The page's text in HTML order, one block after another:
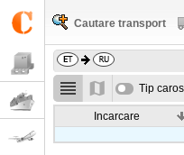
Cautare transport
Tip
Incarcare